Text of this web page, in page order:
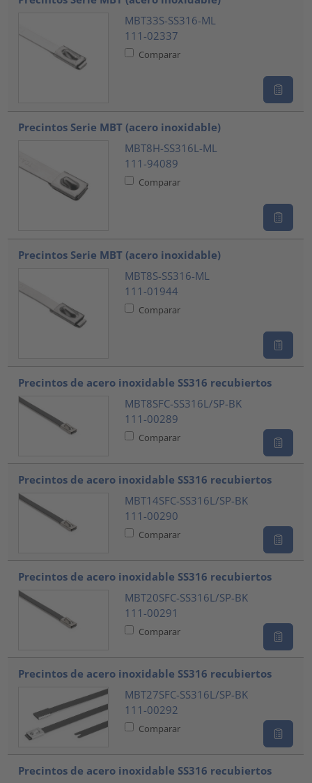
MBT33S-SS316-ML
111-02337
Comparar
Precintos Serie MBT (acero inoxidable)
MBT8H-SS316L-ML
111-94089
Comparar
Precintos Serie MBT (acero inoxidable)
MBT8S-SS316-ML
111-01944
Comparar
Precintos de acero inoxidable SS316 recubiertos
MBT8SFC-SS316L/SP-BK
111-00289
Comparar
Precintos de acero inoxidable SS316 recubiertos
MBT14SFC-SS316L/SP-BK
111-00290
Comparar
Precintos de acero inoxidable SS316 recubiertos
MBT20SFC-SS316L/SP-BK
111-00291
Comparar
Precintos de acero inoxidable SS316 recubiertos
MBT27SFC-SS316L/SP-BK
111-00292
Comparar
Precintos de acero inoxidable SS316 recubiertos